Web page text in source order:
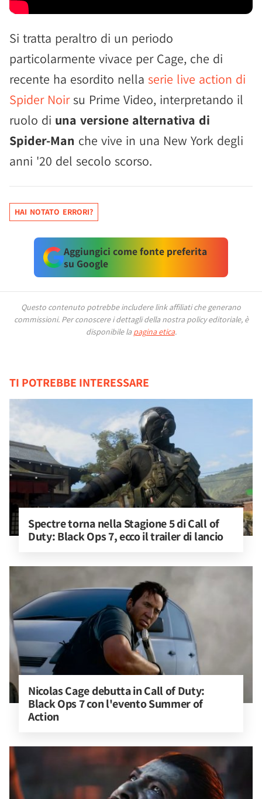
Si tratta peraltro di un periodo
particolarmente vivace per Cage, che di
recente ha esordito nella serie live action di
Spider Noirsu Prime Video, interpretando il
ruolo di una versione alternativa di
Spider-Man che vive in una New York degli
anni '20 del secolo scorso.
HAI NOTATO ERRORI?
Aggiungici come fonte preferita
su Google
Questo contenuto potrebbe includere link affiliati che generano
commissioni. Per conoscere i dettagli della nostra policy editoriale, è
disponibile la pagina etica.
TI POTREBBE INTERESSARE
Spectre torna nella Stagione 5 di Call of
Duty: Black Ops 7, ecco il trailer di lancio
Nicolas Cage debutta in Call of Duty:
Black Ops 7 con l'evento Summer of
Action